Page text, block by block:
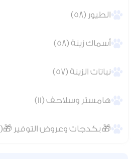
الطيور (58)
أسماك زينة (58)
نباتات الزينة (57)
هامستر وسلاحف (11)
🎁 بكدجات وعروض التوفير 🎁(6)